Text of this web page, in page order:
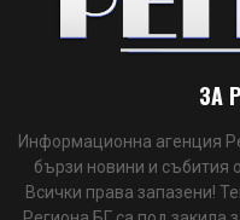
ЗА
Информационна агенция
бързи новини и събития
Всички права запазени!